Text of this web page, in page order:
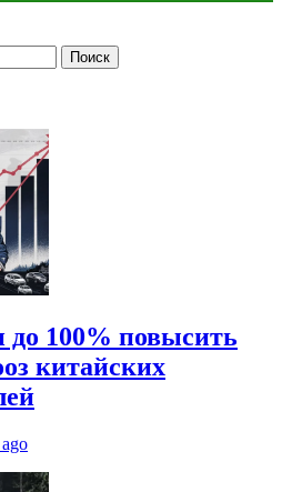
100% повысить
китайских